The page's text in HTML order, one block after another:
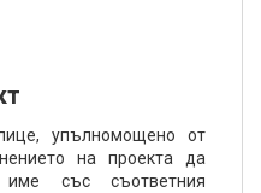
упълномощено от
на проекта да
със съответния